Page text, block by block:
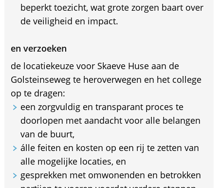
beperkt toezicht, wat grote zorgen baart over
de veiligheid en impact.
en verzoeken
de locatiekeuze voor Skaeve Huse aan de
Golsteinseweg te heroverwegen en het college
op te dragen:
een zorgvuldig en transparant proces te
doorlopen met aandacht voor alle belangen
van de buurt,
álle feiten en kosten op een rij te zetten van
alle mogelijke locaties, en
gesprekken met omwonenden en betrokken